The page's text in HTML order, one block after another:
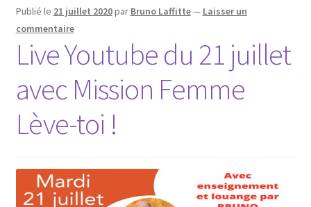
Publié le 21 juillet 2020par Bruno Laffitte— Laisser un
commentaire
Live Youtube du 21 juillet
avec Mission Femme
Lève-toi !